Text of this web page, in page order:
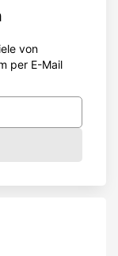
von
per E-Mail